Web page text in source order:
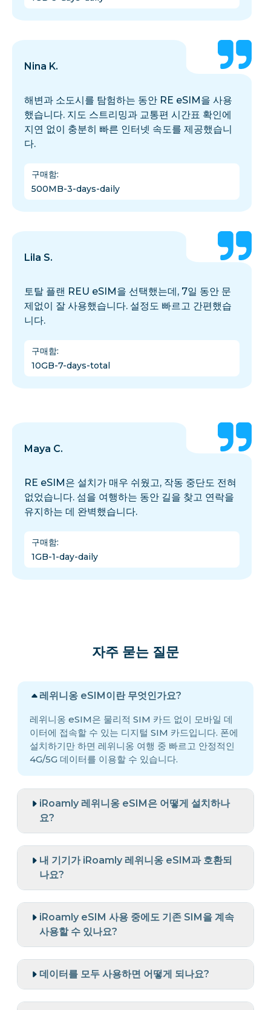
Nina K.
해변과 소도시를 탐험하는 동안 RE eSIM을 사용
했습니다. 지도 스트리밍과 교통편 시간표 확인에
지연 없이 충분히 빠른 인터넷 속도를 제공했습니
다.
구매함:
500MB-3-days-daily
Lila S.
토탈 플랜 REU eSIM을 선택했는데, 7일 동안 문
제없이 잘 사용했습니다. 설정도 빠르고 간편했습
니다.
구매함:
10GB-7-days-total
Maya C.
RE eSIM은 설치가 매우 쉬웠고, 작동 중단도 전혀
없었습니다. 섬을 여행하는 동안 길을 찾고 연락을
유지하는 데 완벽했습니다.
구매함:
1GB-1-day-daily
자주 묻는 질문
레위니옹 eSIM이란 무엇인가요?
레위니옹 eSIM은 물리적 SIM 카드 없이 모바일 데
이터에 접속할 수 있는 디지털 SIM 카드입니다. 폰에
설치하기만 하면 레위니옹 여행 중 빠르고 안정적인
4G/5G 데이터를 이용할 수 있습니다.
iRoamly 레위니옹 eSIM은 어떻게 설치하나
요?
내 기기가 iRoamly 레위니옹 eSIM과 호환되
나요?
iRoamly eSIM 사용 중에도 기존 SIM을 계속
사용할 수 있나요?
데이터를 모두 사용하면 어떻게 되나요?